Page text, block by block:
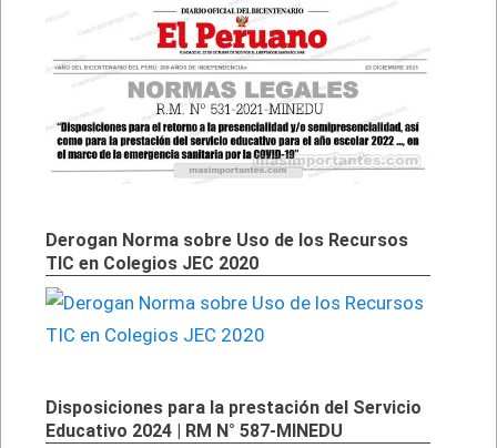
Derogan Norma sobre Uso de los Recursos
TIC en Colegios JEC 2020
Disposiciones para la prestación del Servicio
Educativo 2024 | RM N° 587-MINEDU